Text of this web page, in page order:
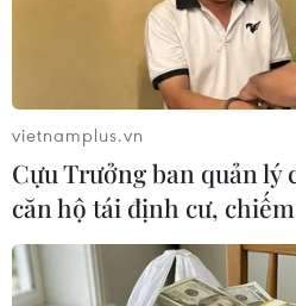
Lực lượng chức năng các khu
đang phải vật lộn với khoảng
nhiều vụ là do cố ý phóng hỏa.
vietnamplus.vn
Cựu Trưởng ban quản lý
căn hộ tái định cư,